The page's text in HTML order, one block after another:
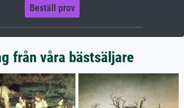
Beställ prov
från våra bästsäljare